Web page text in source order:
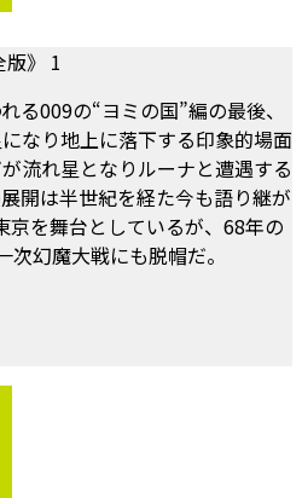
》 1
る009の“ヨミの国”編の最後、
なり地上に落下する印象的場面
流れ星となりルーナと遭遇する
開は半世紀を経た今も語り継が
京を舞台としているが、68年の
幻魔大戦にも脱帽だ。